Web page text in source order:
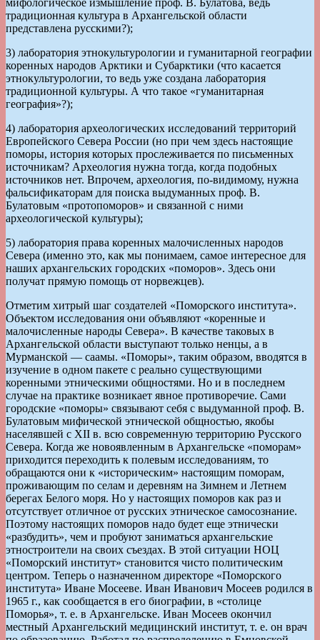
традиционная культура в Архангельской области
представлена русскими?);
3) лаборатория этнокультурологии и гуманитарной географии
коренных народов Арктики и Субарктики (что касается
этнокультурологии, то ведь уже создана лаборатория
традиционной культуры. А что такое «гуманитарная
география»?);
4) лаборатория археологических исследований территорий
Европейского Севера России (но при чем здесь настоящие
поморы, история которых прослеживается по письменных
источникам? Археология нужна тогда, когда подобных
источников нет. Впрочем, археология, по-видимому, нужна
фальсификаторам для поиска выдуманных проф. В.
Булатовым «протопоморов» и связанной с ними
археологической культуры);
5) лаборатория права коренных малочисленных народов
Севера (именно это, как мы понимаем, самое интересное для
наших архангельских городских «поморов». Здесь они
получат прямую помощь от норвежцев).
Отметим хитрый шаг создателей «Поморского института».
Объектом исследования они объявляют «коренные и
малочисленные народы Севера». В качестве таковых в
Архангельской области выступают только ненцы, а в
Мурманской — саамы. «Поморы», таким образом, вводятся в
изучение в одном пакете с реально существующими
коренными этническими общностями. Но и в последнем
случае на практике возникает явное противоречие. Сами
городские «поморы» связывают себя с выдуманной проф. В.
Булатовым мифической этнической общностью, якобы
населявшей с ХII в. всю современную территорию Русского
Севера. Когда же новоявленным в Архангельске «поморам»
приходится переходить к полевым исследованиям, то
обращаются они к «историческим» настоящим поморам,
проживающим по селам и деревням на Зимнем и Летнем
берегах Белого моря. Но у настоящих поморов как раз и
отсутствует отличное от русских этническое самосознание.
Поэтому настоящих поморов надо будет еще этнически
«разбудить», чем и пробуют заниматься архангельские
этностроители на своих съездах. В этой ситуации НОЦ
«Поморский институт» становится чисто политическим
центром. Теперь о назначенном директоре «Поморского
института» Иване Мосееве. Иван Иванович Мосеев родился в
1965 г., как сообщается в его биографии, в «столице
Поморья», т. е. в Архангельске. Иван Мосеев окончил
местный Архангельский медицинский институт, т. е. он врач